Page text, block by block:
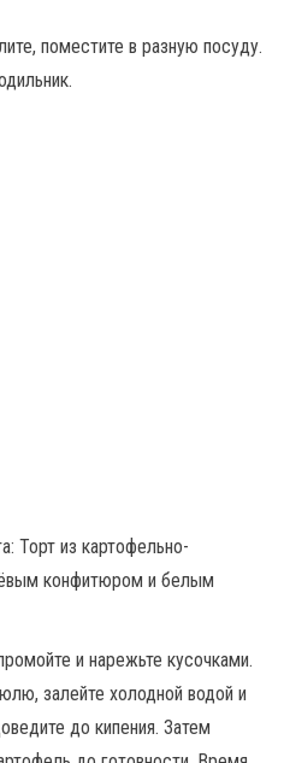
поместите в разную посуду.
и нарежьте кусочками.
залейте холодной водой и
до кипения. Затем